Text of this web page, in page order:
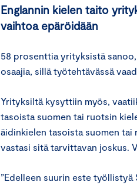
Englannin kielen taito
vaihtoa epäröidään
58 prosenttia yrityksistä
osaajia, sillä työtehtävässä
Yrityksiltä kysyttiin myös,
tasoista suomen tai ruotsin
äidinkielen tasoista suomen
vastasi sitä tarvittavan joskus.
”Edelleen suurin este